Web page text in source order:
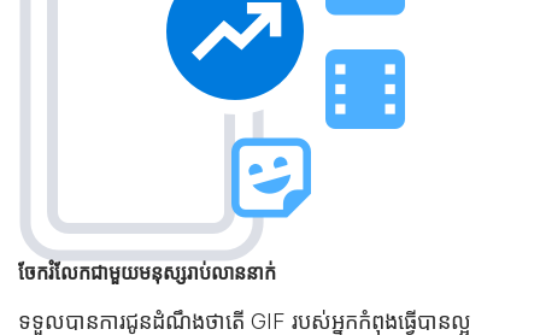
ចែករំលែកជាមួយមនុស្សរាប់លាននាក់
ទទួលបាន​ការជូនដំណឹងថាតើ GIF របស់អ្នក​កំពុងធ្វើបានល្អ